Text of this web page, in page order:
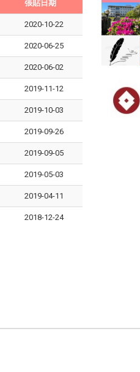
張貼日期
2020-10-22
2020-06-25
2020-06-02
2019-11-12
2019-10-03
2019-09-26
2019-09-05
2019-05-03
2019-04-11
2018-12-24